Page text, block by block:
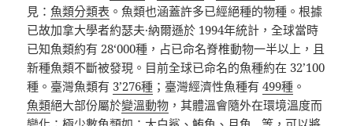
見： 魚類分類表 。魚類也涵蓋許多已經絕種的物種。根據
已故加拿大學者約瑟夫·納爾遜於 1994年統計，全球當時
已知魚類約有 28‘000種，占已命名脊椎動物一半以上，且
新種魚類不斷被發現。目前全球已命名的魚種約在 32’100
種。臺灣魚類有 3’276種 ；臺灣經濟性魚種有 499種 。
魚類絕大部份屬於變溫動物 ，其體溫會隨外在環境溫度而